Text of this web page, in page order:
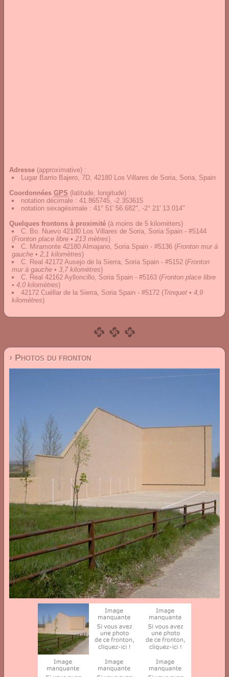
Adresse (approximative) :
Lugar Barrio Bajero, 7D, 42180 Los Villares de Soria, Soria, Spain
Coordonnées GPS (latitude, longitude) :
notation décimale : 41.865745, -2.353615
notation sexagésimale : 41° 51' 56.682", -2° 21' 13.014"
Quelques frontons à proximité (à moins de 5 kilomèters)
C. Bo. Nuevo 42180 Los Villares de Soria, Soria Spain - #5144
(Fronton place libre • 213 mètres)
C. Miramonte 42180 Almajano, Soria Spain - #5136 (Fronton mur à
gauche • 2,1 kilomètres)
C. Real 42172 Ausejo de la Sierra, Soria Spain - #5152 (Fronton
mur à gauche • 3,7 kilomètres)
C. Real 42162 Aylloncillo, Soria Spain - #5163 (Fronton place libre
• 4,0 kilomètres)
42172 Cuéllar de la Sierra, Soria Spain - #5172 (Trinquet • 4,9
kilomètres)
› Photos du fronton